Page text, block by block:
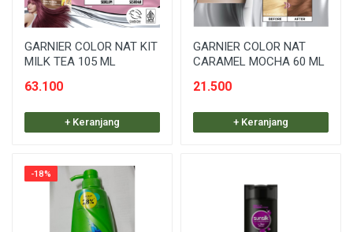
GARNIER COLOR NAT KIT
MILK TEA 105 ML
63.100
+ Keranjang
GARNIER COLOR NAT
CARAMEL MOCHA 60 ML
21.500
+ Keranjang
-18%